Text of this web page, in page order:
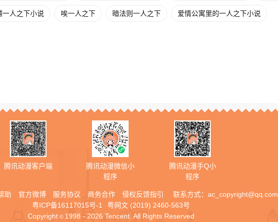
一人之下小说 唉一人之下 暗法则一人之下 爱情公寓里的一人之下小说
腾讯动漫客户端
腾讯动漫微信小
程序
腾讯动漫手Q小
程序
助 官方微博 服务协议 商务合作 侵权反馈指引 联系方式： ac_copyright@qq.com
粤ICP备16117015号-1
粤网文 (2019) 2460-563号
Copyright © 1998 - 2026 Tencent. All Rights Reserved